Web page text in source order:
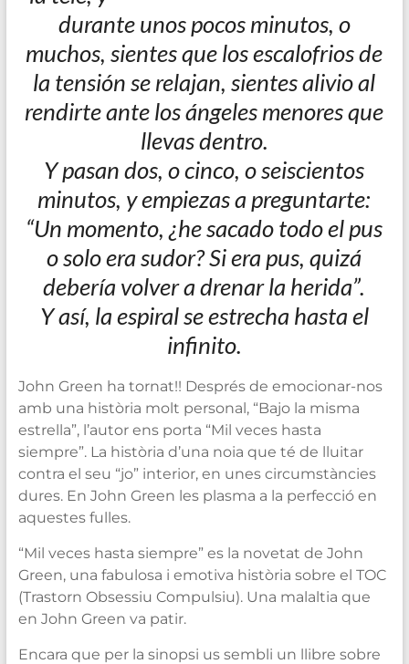
durante unos pocos minutos, o
muchos, sientes que los escalofrios de
la tensión se relajan, sientes alivio al
rendirte ante los ángeles menores que
llevas dentro.
Y pasan dos, o cinco, o seiscientos
minutos, y empiezas a preguntarte:
“Un momento, ¿he sacado todo el pus
o solo era sudor? Si era pus, quizá
debería volver a drenar la herida”.
Y así, la espiral se estrecha hasta el
infinito.
John Green ha tornat!! Després de emocionar-nos
amb una història molt personal, “Bajo la misma
estrella”, l’autor ens porta “Mil veces hasta
siempre”. La història d’una noia que té de lluitar
contra el seu “jo” interior, en unes circumstàncies
dures. En John Green les plasma a la perfecció en
aquestes fulles.
“Mil veces hasta siempre” es la novetat de John
Green, una fabulosa i emotiva història sobre el TOC
(Trastorn Obsessiu Compulsiu). Una malaltia que
en John Green va patir.
Encara que per la sinopsi us sembli un llibre sobre